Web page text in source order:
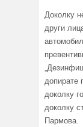
Доколку
други
допирате
доколку
доколку
Пармова.